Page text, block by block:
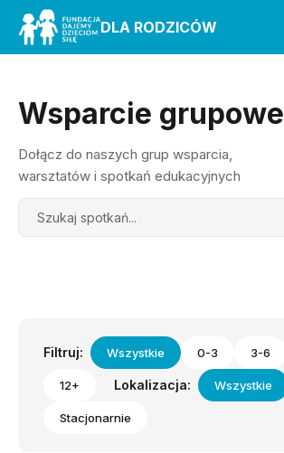
DLA RODZICÓW
Wsparcie grupowe
Dołącz do naszych grup wsparcia,
warsztatów i spotkań edukacyjnych
Search
Filtruj: Wszystkie 0-3 3-6
12+ Lokalizacja: Wszystkie
Stacjonarnie